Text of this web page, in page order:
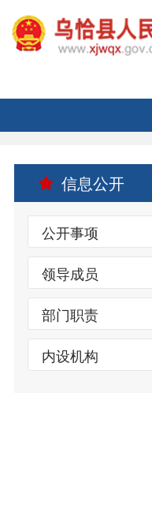
信息公开
公开事项
领导成员
部门职责
内设机构